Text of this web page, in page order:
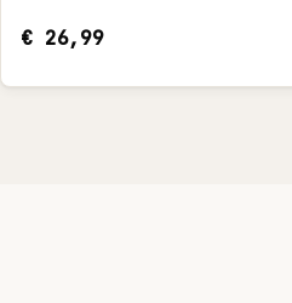
€26,99